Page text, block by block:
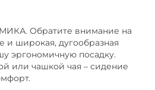
Обратите внимание на
и широкая, дугообразная
эргономичную посадку.
или чашкой чая – сидение